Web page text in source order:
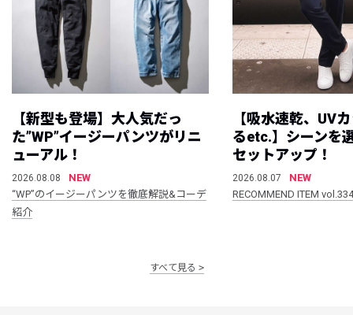
【新型も登場】大人気だっ
た”WP”イージーパンツがリニ
ューアル！
2026.08.08
NEW
“WP”のイージーパンツを徹底解説&コーデ
紹介
【吸水速乾、UV
るetc.】シーンを
セットアップ！
2026.08.07
NEW
RECOMMEND ITEM vol.334
すべて見る